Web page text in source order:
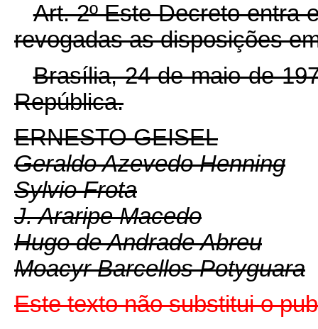
Art. 2º Este Decreto entra
revogadas as disposições
Brasília, 24 de maio de
República.
ERNESTO GEISEL
Geraldo Azevedo Henning
Sylvio Frota
J. Araripe Macedo
Hugo de Andrade Abreu
Moacyr Barcellos Potyguara
Este texto não substitui o